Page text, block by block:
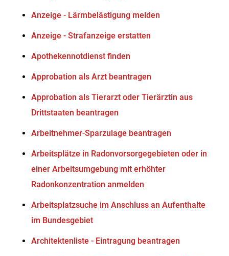
Anzeige - Lärmbelästigung melden
Anzeige - Strafanzeige erstatten
Apothekennotdienst finden
Approbation als Arzt beantragen
Approbation als Tierarzt oder Tierärztin aus
Drittstaaten beantragen
Arbeitnehmer-Sparzulage beantragen
Arbeitsplätze in Radonvorsorgegebieten oder in
einer Arbeitsumgebung mit erhöhter
Radonkonzentration anmelden
Arbeitsplatzsuche im Anschluss an Aufenthalte
im Bundesgebiet
Architektenliste - Eintragung beantragen